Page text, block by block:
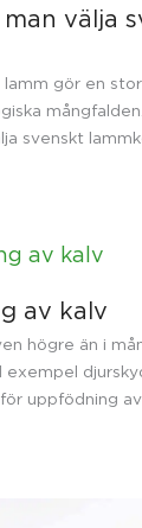
välja
lamm gör en
svenskt
av kalv
högre än i
uppfödning av